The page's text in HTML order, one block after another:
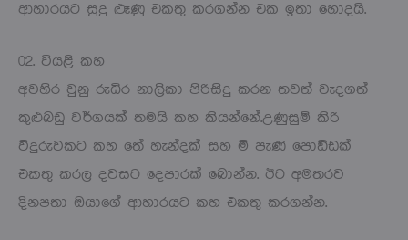
ආහාරයට සුදු ළූණු එකතු කරගන්න එක ඉතා හොදයි.
02. වියළි කහ
අවහිර වුනු රුධිර නාලිකා පිරිසිදු කරන තවත් වැදගත්
කුළුබඩු වර්ගයක් තමයි කහ කියන්නේ.උණුසුම් කිරි
වීදුරුවකට කහ තේ හැන්දක් සහ මී පැණි පොඞ්ඩක්
එකතු කරල දවසට දෙපාරක් බොන්න. ඊට අමතරව
දිනපතා ඔයාගේ ආහාරයට කහ එකතු කරගන්න.